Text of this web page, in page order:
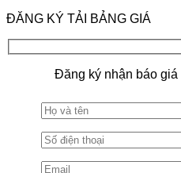
ĐĂNG KÝ TẢI BẢNG GIÁ
Đăng ký nhận báo